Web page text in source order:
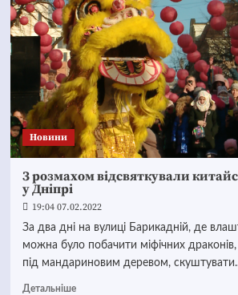
Новини
З розмахом відсвяткували
у Дніпрі
19:04 07.02.2022
За два дні на вулиці Барикадній, де
можна було побачити міфічних
під мандариновим деревом,
Детальніше